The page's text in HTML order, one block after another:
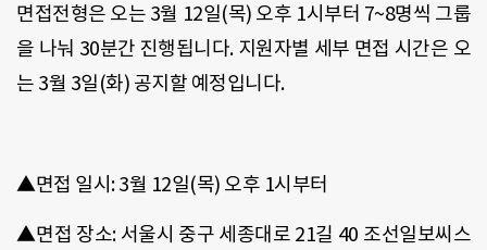
면접전형은 오는 3월 12일(목) 오후 1시부터 7~8명씩 그룹
을 나눠 30분간 진행됩니다. 지원자별 세부 면접 시간은 오
는 3월 3일(화) 공지할 예정입니다.
▲면접 일시: 3월 12일(목) 오후 1시부터
▲면접 장소: 서울시 중구 세종대로 21길 40 조선일보씨스